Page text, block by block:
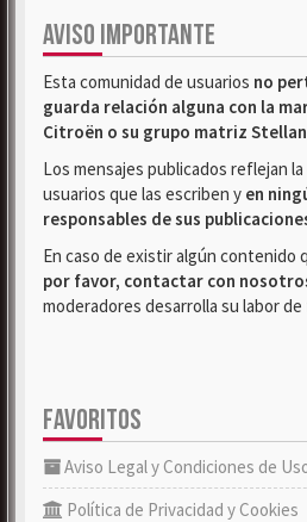
AVISO IMPORTANTE
Esta comunidad de usuarios no
guarda relación alguna con la
Citroën o su grupo matriz
Los mensajes publicados reflejan
usuarios que las escriben y en
responsables de sus
En caso de existir algún contenido
por favor, contactar con
moderadores desarrolla su labor
FAVORITOS
Aviso Legal y Condiciones de
Política de Privacidad y Cookies